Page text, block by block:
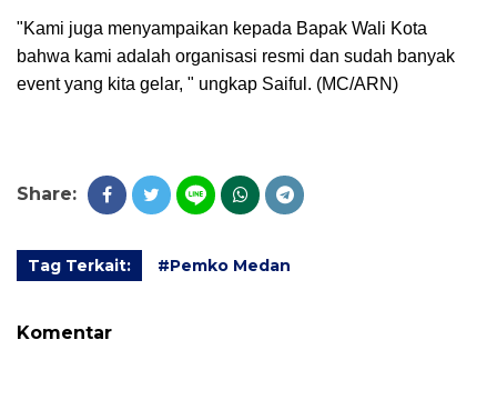
"Kami juga menyampaikan kepada Bapak Wali Kota
bahwa kami adalah organisasi resmi dan sudah banyak
event yang kita gelar, " ungkap Saiful. (MC/ARN)
Share:
Tag Terkait: #Pemko Medan
Komentar